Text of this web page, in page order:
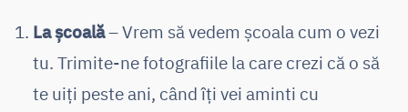
La școală– Vrem să vedem școala cum o vezi
tu. Trimite-ne fotografiile la care crezi că o să
te uiți peste ani, când îți vei aminti cu